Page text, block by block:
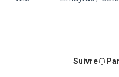
Suivre